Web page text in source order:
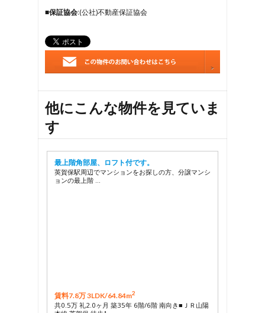
■保証協会:(公社)不動産保証協会
他にこんな物件を見ていま
す
最上階角部屋、ロフト付です。
英賀保駅周辺でマンションをお探しの方、分譲マンシ
ョンの最上階 …
賃料7.8万 3LDK/64.84m2
共0.5万 礼2.0ヶ月 築35年 6階/6階 南向き■ＪＲ山陽